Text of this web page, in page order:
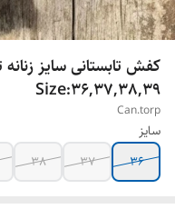
Size:36,37,38,39
Can.torp
سایز
36
37
38